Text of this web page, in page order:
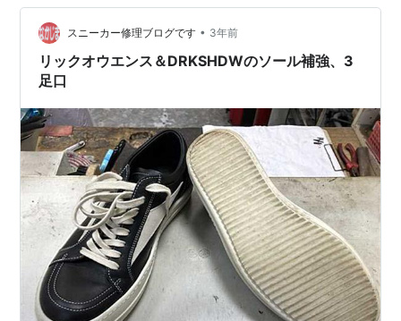
スニーカー修理ブログです • 3年前
リックオウエンス＆DRKSHDWのソール補強、3
足口